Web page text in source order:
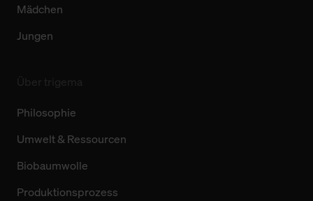
Mädchen
Jungen
Philosophie
Umwelt & Ressourcen
Biobaumwolle
Produktionsprozess